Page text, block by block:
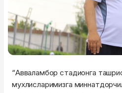
“Авваламбор стадионга
мухлисларимизга